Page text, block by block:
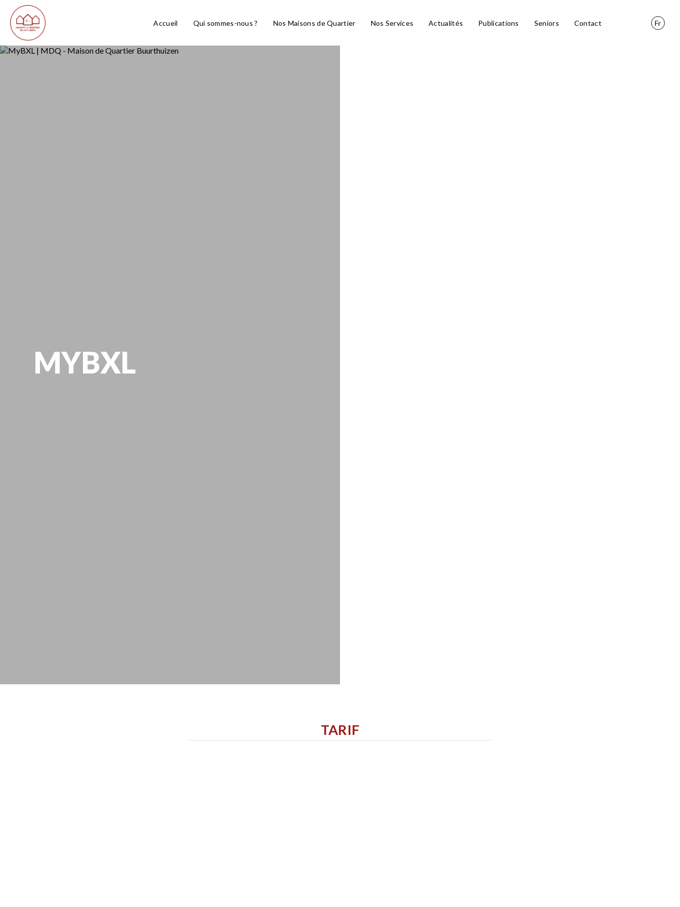
Accueil Qui sommes-nous ? Nos Maisons de Quartier Nos Services Actualités Publications Seniors Contact Fr
MYBXL
TARIF